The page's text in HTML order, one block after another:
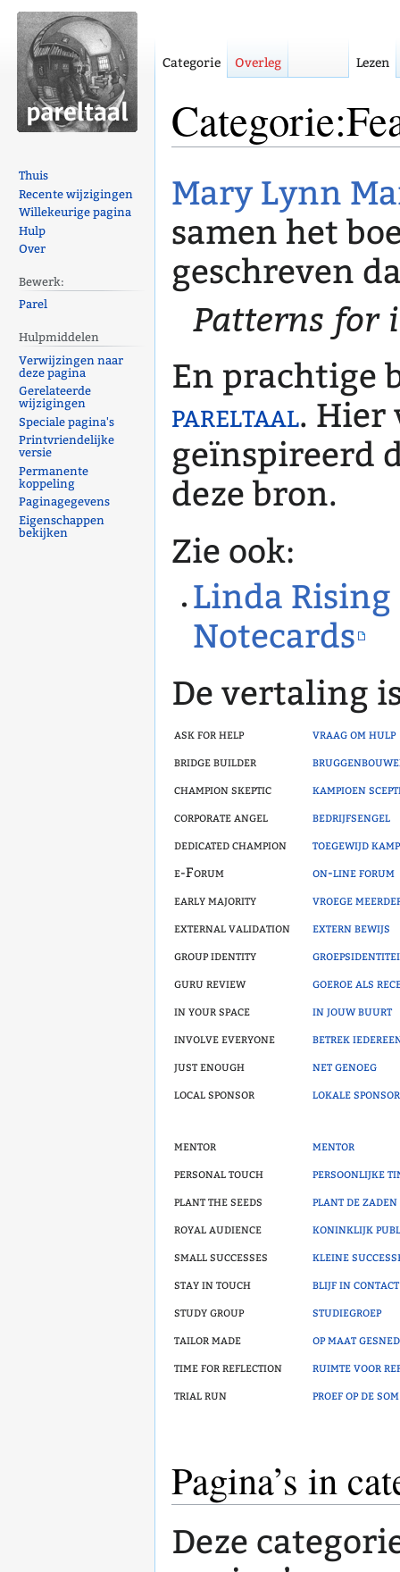
navigatie
zoeken
Mary Lynn
samen het
geschreven
Patterns for
En prachtige
pareltaal. Hier
geïnspireerd
deze bron.
Zie ook:
Linda Rising
Notecards
De vertaling
ask for help
vraag om hulp
bridge builder
champion skeptic
kampioen
corporate angel
bedrijfsengel
dedicated champion
toegewijd
e-Forum
on-line forum
early majority
vroege
external validation
extern bewijs
group identity
guru review
goeroe als
in your space
in jouw buurt
involve everyone
betrek
just enough
net genoeg
local sponsor
lokale sponsor
mentor
mentor
personal touch
persoonlijke
plant the seeds
plant de zaden
royal audience
koninklijk
small successes
kleine
stay in touch
blijf in contact
study group
studiegroep
tailor made
op maat
time for reflection
ruimte voor
trial run
proef op de som
Pagina’s in
Deze
Categorie Overleg Lezen
Thuis
Recente wijzigingen
Willekeurige pagina
Hulp
Over
Bewerk:
Parel
Hulpmiddelen
Verwijzingen naar
deze pagina
Gerelateerde
wijzigingen
Speciale pagina's
Printvriendelijke
versie
Permanente
koppeling
Paginagegevens
Eigenschappen
bekijken